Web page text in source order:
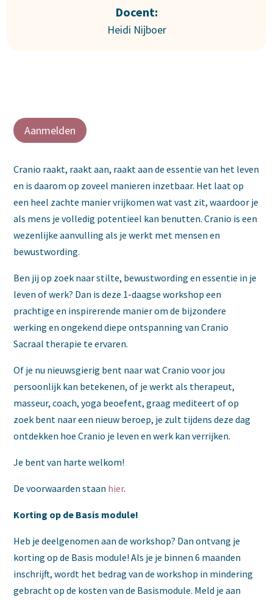
Docent:
Heidi Nijboer
Aanmelden
Cranio raakt, raakt aan, raakt aan de essentie van het leven
en is daarom op zoveel manieren inzetbaar. Het laat op
een heel zachte manier vrijkomen wat vast zit, waardoor je
als mens je volledig potentieel kan benutten. Cranio is een
wezenlijke aanvulling als je werkt met mensen en
bewustwording.
Ben jij op zoek naar stilte, bewustwording en essentie in je
leven of werk? Dan is deze 1-daagse workshop een
prachtige en inspirerende manier om de bijzondere
werking en ongekend diepe ontspanning van Cranio
Sacraal therapie te ervaren.
Of je nu nieuwsgierig bent naar wat Cranio voor jou
persoonlijk kan betekenen, of je werkt als therapeut,
masseur, coach, yoga beoefent, graag mediteert of op
zoek bent naar een nieuw beroep, je zult tijdens deze dag
ontdekken hoe Cranio je leven en werk kan verrijken.
Je bent van harte welkom!
De voorwaarden staan hier.
Korting op de Basis module!
Heb je deelgenomen aan de workshop? Dan ontvang je
korting op de Basis module! Als je je binnen 6 maanden
inschrijft, wordt het bedrag van de workshop in mindering
gebracht op de kosten van de Basismodule. Meld je aan